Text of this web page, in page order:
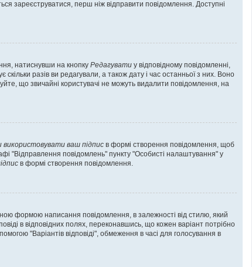
зареєструватися, перш ніж відправити повідомлення. Доступні
натиснувши на кнопку Редагувати у відповідному повідомленні,
разів ви редагували, а також дату і час останньої з них. Воно
що звичайні користувачі не можуть видалити повідомлення, на
використовувати ваш підпис в формі створення повідомлення, щоб
"Відправлення повідомлень" пункту "Особисті налаштування" у
в формі створення повідомлення.
формою написання повідомлення, в залежності від стилю, який
в відповідних полях, переконавшись, що кожен варіант потрібно
"Варіантів відповіді", обмеження в часі для голосування в